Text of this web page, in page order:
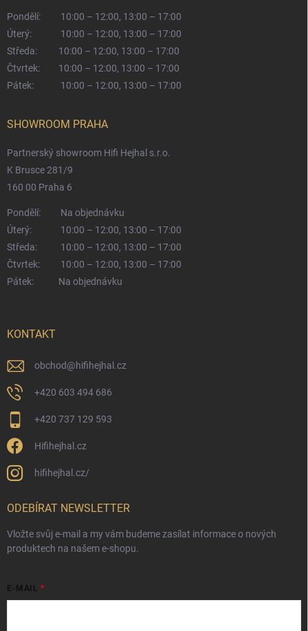
Pondělí:
10:00 – 12:00, 13:00 – 17:00
Úterý:
10:00 – 12:00, 13:00 – 17:00
Středa:
10:00 – 12:00, 13:00 – 17:00
Čtvrtek:
10:00 – 12:00, 13:00 – 17:00
Pátek:
10:00 – 12:00, 13:00 – 17:00
SHOWROOM PRAHA
Partnerský showroom Hifi Hejhal s.r.o.
K Brusce 281/9
160 00 Praha 6
Pondělí:
Na objednávku
Úterý:
10:00 – 12:00, 13:00 – 17:00
Středa:
10:00 – 12:00, 13:00 – 17:00
Čtvrtek:
10:00 – 12:00, 13:00 – 17:00
Pátek:
Na objednávku
KONTAKT
obchod@hifihejhal.cz
+420 603 494 686
+420 737 129 593
Hifihejhal.cz
hifihejhal.cz/
ODEBÍRAT NEWSLETTER
Vložte svůj e-mail a my vám budeme zasílat informace o nových
produktech na našem e-shopu.
E-MAIL